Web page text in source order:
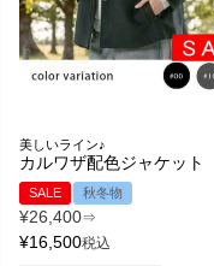
美しいライン♪
カルワザ配色ジャケット
SALE 秋冬物
¥26,400⇒
¥16,500税込